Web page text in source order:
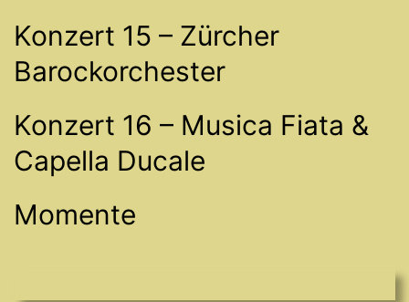
Konzert 15 – Zürcher
Barockorchester
Konzert 16 – Musica Fiata &
Capella Ducale
Momente